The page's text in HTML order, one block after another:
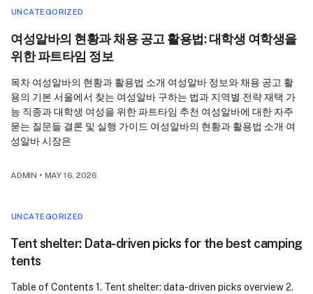
UNCATEGORIZED
여성알바의 현황과 채용 공고 활용법: 대학생 여학생을
위한 파트타임 정보
목차 여성알바의 현황과 활용법 소개 여성알바 정보와 채용 공고 활
용의 기본 서울에서 찾는 여성알바 구하는 법과 지역별 전략 재택 가
능 직종과 대학생 여성을 위한 파트타임 추천 여성알바에 대한 자주
묻는 질문들 결론 및 실행 가이드 여성알바의 현황과 활용법 소개 여
성알바 시장은
ADMIN • MAY 16, 2026
UNCATEGORIZED
Tent shelter: Data-driven picks for the best camping
tents
Table of Contents 1. Tent shelter: data-driven picks overview 2.